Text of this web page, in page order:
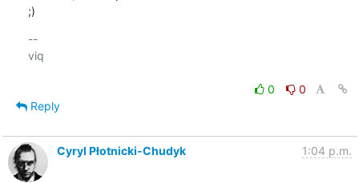
;)
--
viq
0
0
Reply
Cyryl Płotnicki-Chudyk 1:04 p.m.